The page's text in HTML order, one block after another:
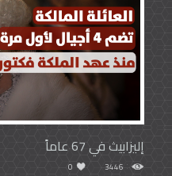
إليزابيث في 67 عاماً
3446
0